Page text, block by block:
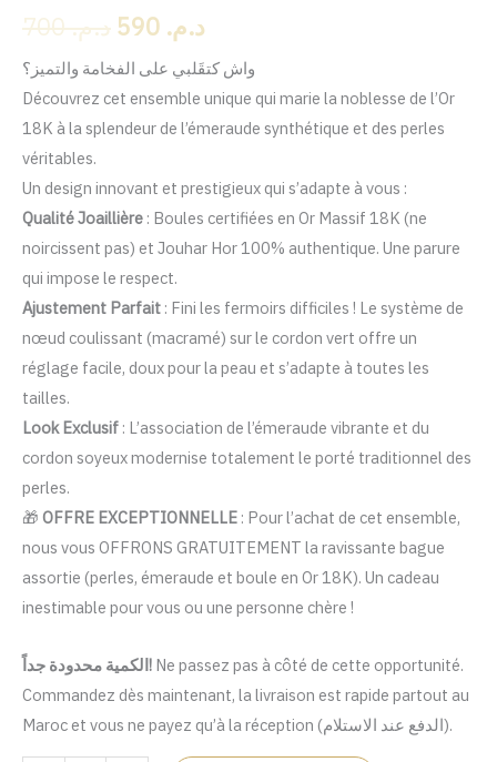
د.م.700
initial
était :
د.م.actuel
est :
د.م. 590.
واش كتقَلبي على الفخامة والتميز؟
Découvrez cet ensemble unique qui marie la noblesse de l’Or
18K à la splendeur de l’émeraude synthétique et des perles
véritables.
Un design innovant et prestigieux qui s’adapte à vous :
Qualité Joaillière : Boules certifiées en Or Massif 18K (ne
noircissent pas) et Jouhar Hor 100% authentique. Une parure
qui impose le respect.
Ajustement Parfait : Fini les fermoirs difficiles ! Le système de
nœud coulissant (macramé) sur le cordon vert offre un
réglage facile, doux pour la peau et s’adapte à toutes les
tailles.
Look Exclusif : L’association de l’émeraude vibrante et du
cordon soyeux modernise totalement le porté traditionnel des
perles.
🎁 OFFRE EXCEPTIONNELLE : Pour l’achat de cet ensemble,
nous vous OFFRONS GRATUITEMENT la ravissante bague
assortie (perles, émeraude et boule en Or 18K). Un cadeau
inestimable pour vous ou une personne chère !
الكمية محدودة جداً! Ne passez pas à côté de cette opportunité.
Commandez dès maintenant, la livraison est rapide partout au
Maroc et vous ne payez qu’à la réception (الدفع عند الاستلام).
Collier
Bracelet
Vert
MALAKI